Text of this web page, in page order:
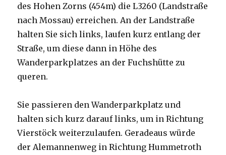
des Hohen Zorns (454m) die L3260 (Landstraße
nach Mossau) erreichen. An der Landstraße
halten Sie sich links, laufen kurz entlang der
Straße, um diese dann in Höhe des
Wanderparkplatzes an der Fuchshütte zu
queren.
Sie passieren den Wanderparkplatz und
halten sich kurz darauf links, um in Richtung
Vierstöck weiterzulaufen. Geradeaus würde
der Alemannenweg in Richtung Hummetroth